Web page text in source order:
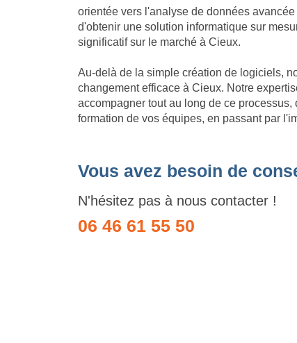
orientée vers l'analyse de données
d'obtenir une solution informatique sur
significatif sur le marché à Cieux.
Au-delà de la simple création de logiciels,
changement efficace à Cieux. Notre
accompagner tout au long de ce
formation de vos équipes, en passant par
Vous avez besoin de
N'hésitez pas à nous contacter !
06 46 61 55 50